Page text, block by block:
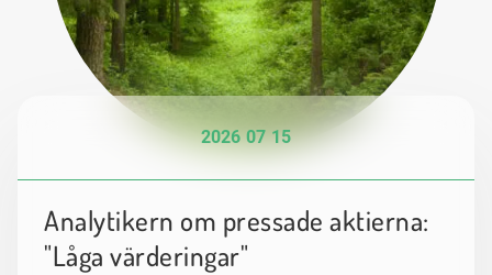
2026 07 15
Analytikern om pressade aktierna:
"Låga värderingar"